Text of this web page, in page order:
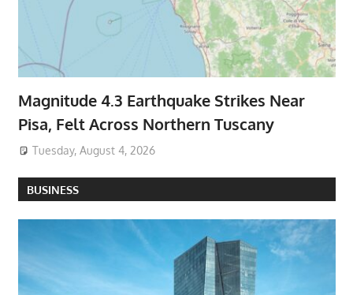
Magnitude 4.3 Earthquake Strikes Near
Pisa, Felt Across Northern Tuscany
Tuesday, August 4, 2026
BUSINESS